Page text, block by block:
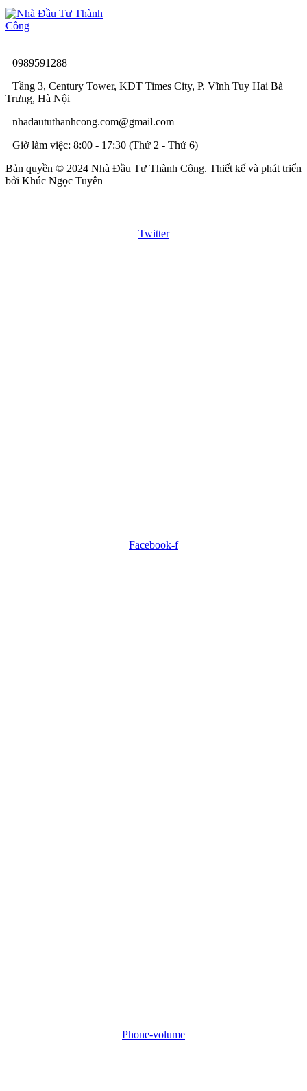
0989591288
Tầng 3, Century Tower, KĐT Times City, P. Vĩnh Tuy Hai Bà
Trưng, Hà Nội
nhadaututhanhcong.com@gmail.com
Giờ làm việc: 8:00 - 17:30 (Thứ 2 - Thứ 6)
Bản quyền © 2024 Nhà Đầu Tư Thành Công. Thiết kế và phát triển
bởi Khúc Ngọc Tuyên
Twitter
Facebook-f
Phone-volume